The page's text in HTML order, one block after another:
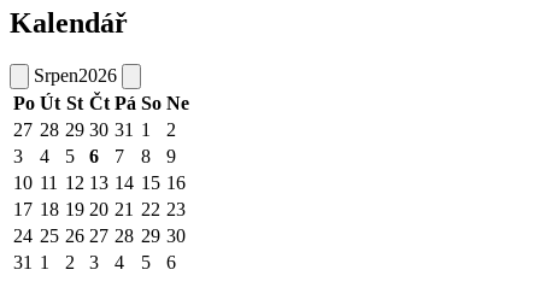
Kalendář
Srpen2026
Po Út St Čt Pá So Ne
27 28 29 30 31 1
2
3
4 5 6 7 8
9
10 11 12 13 14 15 16
17 18 19 20 21 22 23
24 25 26 27 28 29 30
31 1 2 3 4 5 6